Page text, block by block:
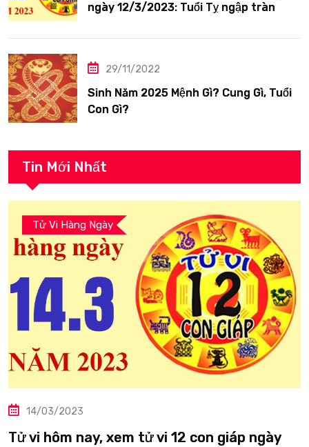
ngày 12/3/2023: Tuổi Tỵ ngập tràn
29/11/2022
Sinh Năm 2025 Mệnh Gì? Cung Gì, Tuổi
Con Gì?
Tin Mới Nhất
Tử Vi Hàng Ngày
14/03/2023
Tử vi hôm nay, xem tử vi 12 con giáp ngày